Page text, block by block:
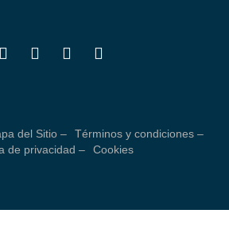
del Sitio –
Términos y condiciones –
de privacidad –
Cookies